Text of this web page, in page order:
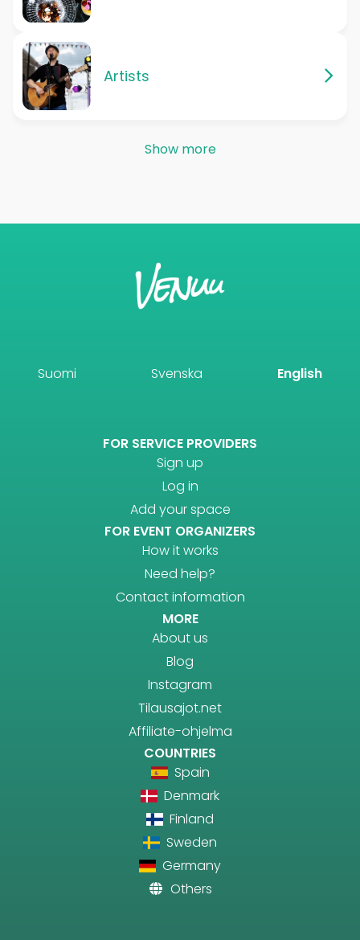
Artists
Show more
Suomi Svenska English
FOR SERVICE PROVIDERS
Sign up
Log in
Add your space
FOR EVENT ORGANIZERS
How it works
Need help?
Contact information
MORE
About us
Blog
Instagram
Tilausajot.net
Affiliate-ohjelma
COUNTRIES
Spain
Denmark
Finland
Sweden
Germany
Others